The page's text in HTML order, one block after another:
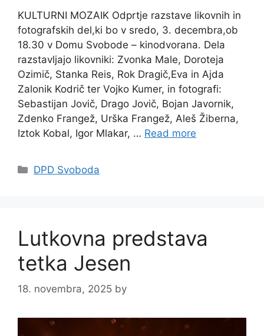
KULTURNI MOZAIK Odprtje razstave likovnih in
fotografskih del,ki bo v sredo, 3. decembra,ob
18.30 v Domu Svobode – kinodvorana. Dela
razstavljajo likovniki: Zvonka Male, Doroteja
Ozimič, Stanka Reis, Rok Dragič,Eva in Ajda
Zalonik Kodrič ter Vojko Kumer, in fotografi:
Sebastijan Jovič, Drago Jovič, Bojan Javornik,
Zdenko Frangež, Urška Frangež, Aleš Žiberna,
Iztok Kobal, Igor Mlakar, … Read more
Categories
DPD Svoboda
Lutkovna predstava
tetka Jesen
18. novembra, 2025 by